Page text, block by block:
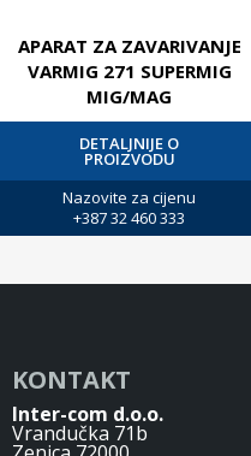
APARAT ZA ZAVARIVANJE
VARMIG 271 SUPERMIG
MIG/MAG
DETALJNIJE O
PROIZVODU
Nazovite za cijenu
+387 32 460 333
KONTAKT
Inter-com d.o.o.
Vrandučka 71b